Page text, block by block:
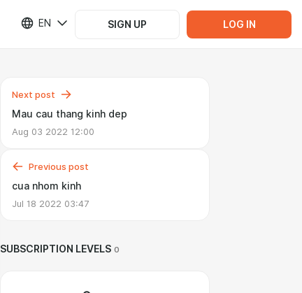
EN SIGN UP LOG IN
Next post
Mau cau thang kinh dep
Aug 03 2022 12:00
Previous post
cua nhom kinh
Jul 18 2022 03:47
SUBSCRIPTION LEVELS 0